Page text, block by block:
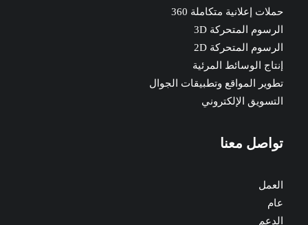
حملات إعلانية متكاملة 360
الرسوم المتحركة 3D
الرسوم المتحركة 2D
إنتاج الوسائط المرئية
تطوير المواقع وتطبيقات الجوال
التسويق الإلكتروني
تواصل معنا
العمل
عام
الدعم